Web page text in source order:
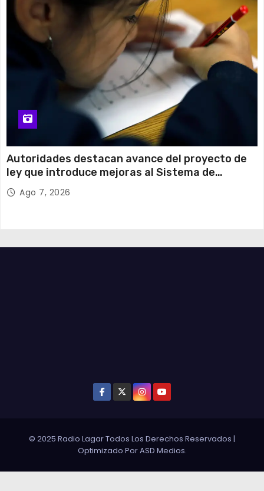
Autoridades destacan avance del proyecto de
ley que introduce mejoras al Sistema de
Admisión Escolar
Ago 7, 2026
© 2025 Radio Lagar Todos Los Derechos Reservados |
Optimizado PorASD Medios.